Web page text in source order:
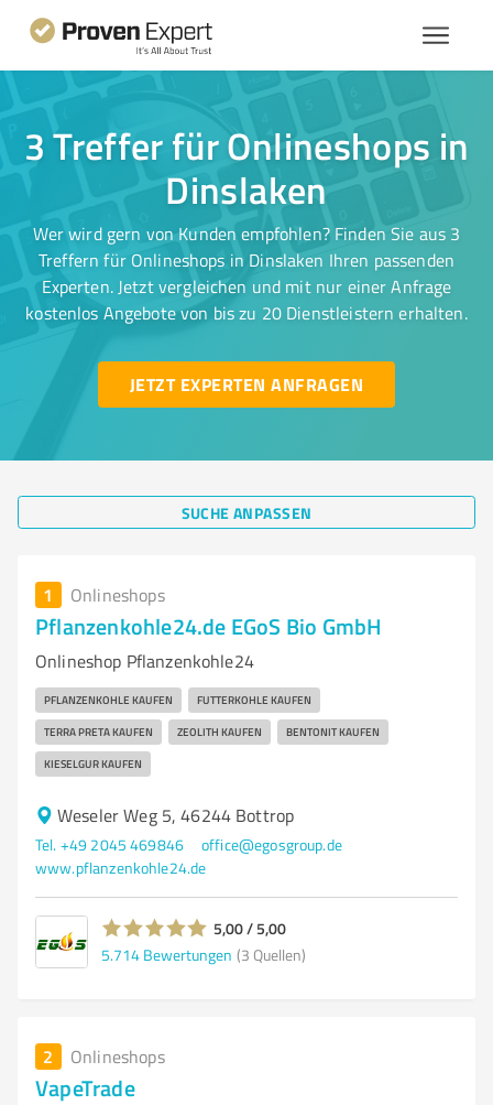
3 Treffer für Onlineshops in
Dinslaken
Wer wird gern von Kunden empfohlen? Finden Sie aus 3
Treffern für Onlineshops in Dinslaken Ihren passenden
Experten. Jetzt vergleichen und mit nur einer Anfrage
kostenlos Angebote von bis zu 20 Dienstleistern erhalten.
JETZT EXPERTEN ANFRAGEN
SUCHE ANPASSEN
1 Onlineshops
Pflanzenkohle24.de EGoS Bio GmbH
Onlineshop Pflanzenkohle24
PFLANZENKOHLE KAUFEN FUTTERKOHLE KAUFEN
TERRA PRETA KAUFEN ZEOLITH KAUFEN BENTONIT KAUFEN
KIESELGUR KAUFEN
Weseler Weg 5, 46244 Bottrop
Tel. +49 2045 469846
office@egosgroup.de
www.pflanzenkohle24.de
5,00 / 5,00
5.714 Bewertungen (3 Quellen)
2 Onlineshops
VapeTrade